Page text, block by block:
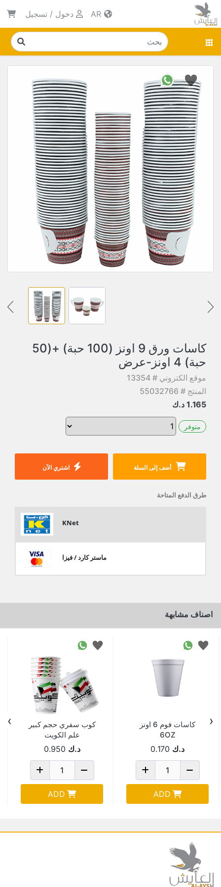
دخول / تسجيل
كاسات ورق 9 اونز (100 حبة) +(50
حبة) 4 اونز-عرض
موقع الكتروني # 13354
المنتج # 55032766
1.165 د.ك
متوفر
أضف إلى السلة اشتري الآن
طرق الدفع المتاحة
KNet
ماستر كارد / فيزا
اصناف مشابهة
كاسات فوم 6 اونز
6OZ
د.ك 0.170
ADD
كوب سفري حجم كبير
علم الكويت
د.ك 0.950
ADD
‹
›